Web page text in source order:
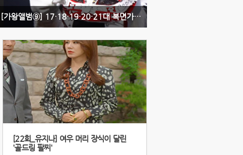
[가왕앨범⑨] 17·18·19·20·21대 복면가왕 '여전사 캣츠걸' 노래 모아듣기
[22회_유지나] 여우 머리 장식이 달린
'골드링 팔찌'